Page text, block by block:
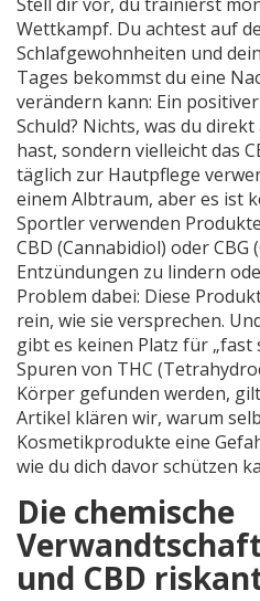
Wettkampf. Du achtest auf
Schlafgewohnheiten und
Tages bekommst du eine
verändern kann: Ein
Schuld? Nichts, was du
hast, sondern vielleicht das
täglich zur Hautpflege
einem Albtraum, aber es ist
Sportler verwenden
CBD (Cannabidiol) oder CBG
Entzündungen zu lindern
Problem dabei: Diese
rein, wie sie versprechen.
gibt es keinen Platz für
Spuren von THC
Körper gefunden werden,
Artikel klären wir, warum
Kosmetikprodukte eine
wie du dich davor schützen
Die chemische
und CBD